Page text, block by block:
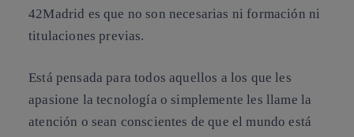
42Madrid es que no son necesarias ni formación ni
titulaciones previas.
Está pensada para todos aquellos a los que les
apasione la tecnología o simplemente les llame la
atención o sean conscientes de que el mundo está